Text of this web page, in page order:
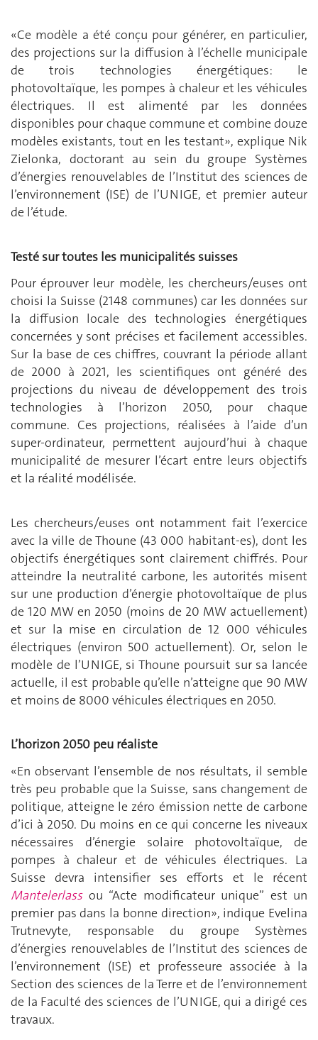
«Ce modèle a été conçu pour générer, en particulier,
des projections sur la diffusion à l’échelle municipale
de trois technologies énergétiques: le
photovoltaïque, les pompes à chaleur et les véhicules
électriques. Il est alimenté par les données
disponibles pour chaque commune et combine douze
modèles existants, tout en les testant», explique Nik
Zielonka, doctorant au sein du groupe Systèmes
d’énergies renouvelables de l’Institut des sciences de
l’environnement (ISE) de l’UNIGE, et premier auteur
de l’étude.
Testé sur toutes les municipalités suisses
Pour éprouver leur modèle, les chercheurs/euses ont
choisi la Suisse (2148 communes) car les données sur
la diffusion locale des technologies énergétiques
concernées y sont précises et facilement accessibles.
Sur la base de ces chiffres, couvrant la période allant
de 2000 à 2021, les scientifiques ont généré des
projections du niveau de développement des trois
technologies à l’horizon 2050, pour chaque
commune. Ces projections, réalisées à l’aide d’un
super-ordinateur, permettent aujourd’hui à chaque
municipalité de mesurer l’écart entre leurs objectifs
et la réalité modélisée.
Les chercheurs/euses ont notamment fait l’exercice
avec la ville de Thoune (43 000 habitant-es), dont les
objectifs énergétiques sont clairement chiffrés. Pour
atteindre la neutralité carbone, les autorités misent
sur une production d’énergie photovoltaïque de plus
de 120 MW en 2050 (moins de 20 MW actuellement)
et sur la mise en circulation de 12 000 véhicules
électriques (environ 500 actuellement). Or, selon le
modèle de l’UNIGE, si Thoune poursuit sur sa lancée
actuelle, il est probable qu’elle n’atteigne que 90 MW
et moins de 8000 véhicules électriques en 2050.
L’horizon 2050 peu réaliste
«En observant l’ensemble de nos résultats, il semble
très peu probable que la Suisse, sans changement de
politique, atteigne le zéro émission nette de carbone
d’ici à 2050. Du moins en ce qui concerne les niveaux
nécessaires d’énergie solaire photovoltaïque, de
pompes à chaleur et de véhicules électriques. La
Suisse devra intensifier ses efforts et le récent
Mantelerlass ou ‘‘Acte modificateur unique’’ est un
premier pas dans la bonne direction», indique Evelina
Trutnevyte, responsable du groupe Systèmes
d’énergies renouvelables de l’Institut des sciences de
l’environnement (ISE) et professeure associée à la
Section des sciences de la Terre et de l’environnement
de la Faculté des sciences de l’UNIGE, qui a dirigé ces
travaux.